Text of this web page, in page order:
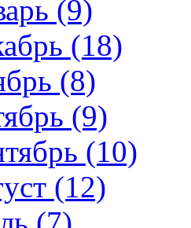
(9)
(18)
(8)
(9)
(10)
(12)